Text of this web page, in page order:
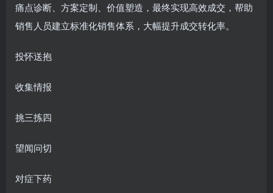
痛点诊断、方案定制、价值塑造，最终实现高效成交，帮助
销售人员建立标准化销售体系，大幅提升成交转化率。
投怀送抱
收集情报
挑三拣四
望闻问切
对症下药